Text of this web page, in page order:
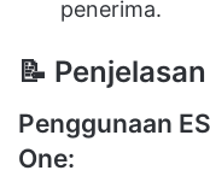
penerima.
📝
Penggunaan
One: